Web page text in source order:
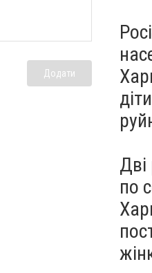
Додати
по